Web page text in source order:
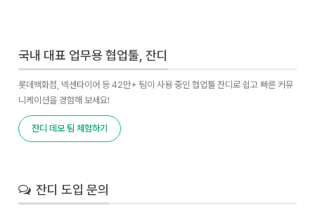
국내 대표 업무용 협업툴, 잔디
롯데백화점, 넥센타이어 등 42만+ 팀이 사용 중인 협업툴 잔디로 쉽고 빠른 커뮤
니케이션을 경험해 보세요!
잔디 데모 팀 체험하기
잔디 도입 문의